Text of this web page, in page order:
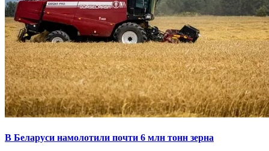
В Беларуси намолотили почти 6 млн тонн зерна